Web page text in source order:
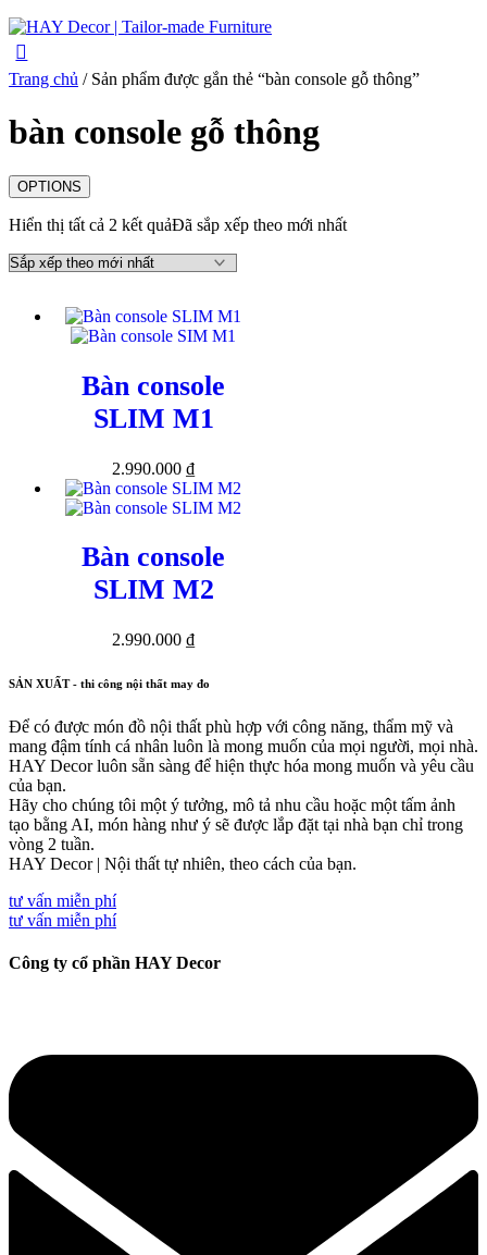
Trang chủ / Sản phẩm được gắn thẻ “bàn console gỗ thông”
bàn console gỗ thông
OPTIONS
Hiển thị tất cả 2 kết quảĐã sắp xếp theo mới nhất
Bàn console
SLIM M1
2.990.000 ₫
Bàn console
SLIM M2
2.990.000 ₫
SẢN XUẤT - thi công nội thất may đo
Để có được món đồ nội thất phù hợp với công năng, thẩm mỹ và
mang đậm tính cá nhân luôn là mong muốn của mọi người, mọi nhà.
HAY Decor luôn sẵn sàng để hiện thực hóa mong muốn và yêu cầu
của bạn.
Hãy cho chúng tôi một ý tưởng, mô tả nhu cầu hoặc một tấm ảnh
tạo bằng AI, món hàng như ý sẽ được lắp đặt tại nhà bạn chỉ trong
vòng 2 tuần.
HAY Decor | Nội thất tự nhiên, theo cách của bạn.
tư vấn miễn phí
tư vấn miễn phí
Công ty cổ phần HAY Decor